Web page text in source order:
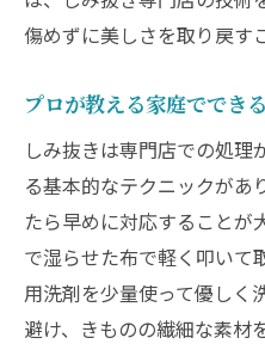
しみ抜きで失われ
しみの消去とと
法
しみ抜き後に必
プロが伝授する
保ち方
しみ抜きの専門
傷めずに美しさを取り戻す
プロが教える家庭ででき
しみ抜きは専門店での処理
る基本的なテクニックがあ
たら早めに対応することが
で湿らせた布で軽く叩いて
用洗剤を少量使って優しく
避け、きものの繊細な素材